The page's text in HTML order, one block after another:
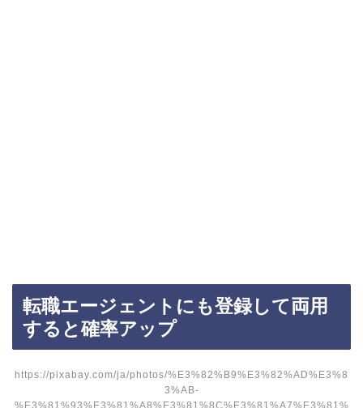
転職エージェントにも登録して両用
すると確率アップ
https://pixabay.com/ja/photos/%E3%82%B9%E3%82%AD%E3%8
3%AB-
%E3%81%93%E3%81%A8%E3%81%8C%E3%81%A7%E3%81%